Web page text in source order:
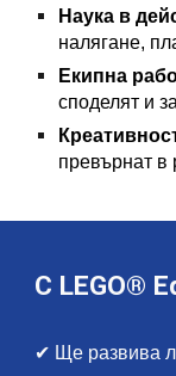
Наука в
налягане,
Екипна
споделят и
превърнат в
С LEGO®
✔ Ще развива